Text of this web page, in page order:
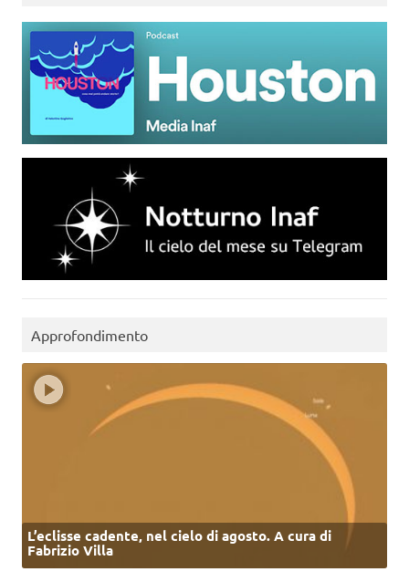
Approfondimento
L’eclisse cadente, nel cielo di agosto. A cura di
Fabrizio Villa